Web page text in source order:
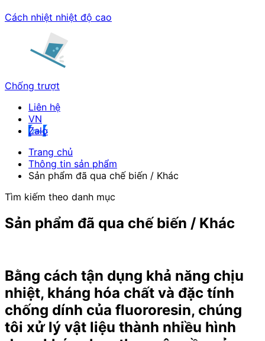
Cách nhiệt nhiệt độ cao
Chống trượt
Liên hệ
Zalo
Trang chủ
Thông tin sản phẩm
Sản phẩm đã qua chế biến / Khác
Tìm kiếm theo danh mục
Sản phẩm đã qua chế biến / Khác
Bằng cách tận dụng khả năng chịu
nhiệt, kháng hóa chất và đặc tính
chống dính của fluororesin, chúng
tôi xử lý vật liệu thành nhiều hình